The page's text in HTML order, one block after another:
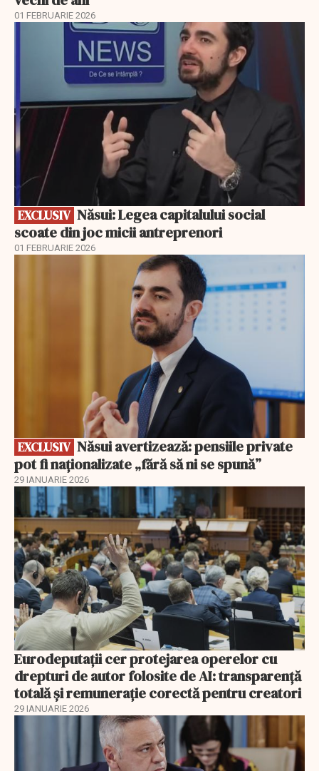
01 FEBRUARIE 2026
EXCLUSIV
EXCLUSIV
scoate din joc micii antreprenori
01 FEBRUARIE 2026
EXCLUSIV
pot fi naționalizate „fără să ni se spună”
29 IANUARIE 2026
Eurodeputații cer protejarea operelor cu
drepturi de autor folosite de AI: transparență
totală și remunerație corectă pentru creatori
29 IANUARIE 2026